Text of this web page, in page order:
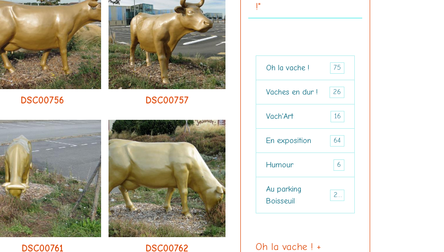
DSC00756 DSC00757
DSC00761 DSC00762
!"
Oh la vache ! 75
Vaches en dur ! 26
Vach'Art 16
En exposition 64
Humour 6
Au parking
Boisseuil
29
Oh la vache ! +